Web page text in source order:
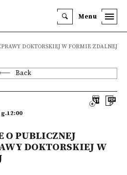
Menu
DOKTORSKIEJ W FORMIE ZDALNEJ
Back
g.12:00
PUBLICZNEJ
DOKTORSKIEJ W